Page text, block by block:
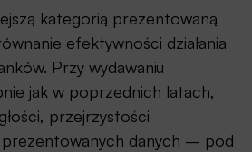
kategorią prezentowaną
efektywności działania
Przy wydawaniu
jak w poprzednich latach,
przejrzystości
danych – pod